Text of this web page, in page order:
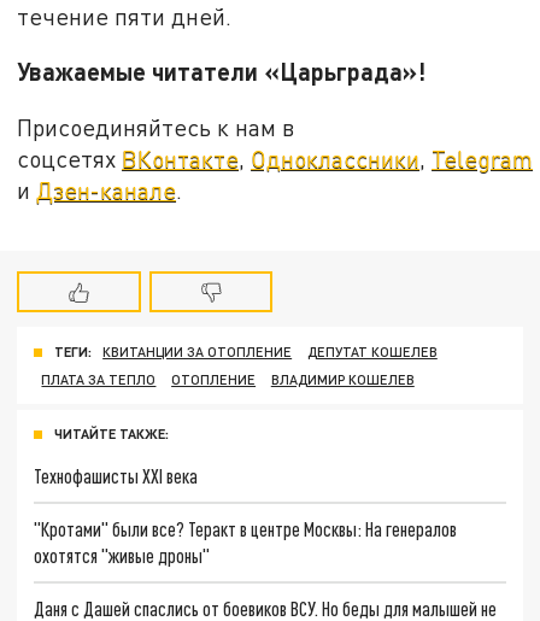
течение пяти дней.
Уважаемые читатели «Царьграда»!
Присоединяйтесь к нам в
соцсетях ВКонтакте, Одноклассники, Telegram
и Дзен-канале.
ТЕГИ: КВИТАНЦИИ ЗА ОТОПЛЕНИЕ
ДЕПУТАТ КОШЕЛЕВ
ПЛАТА ЗА ТЕПЛО
ОТОПЛЕНИЕ ВЛАДИМИР КОШЕЛЕВ
ЧИТАЙТЕ ТАКЖЕ:
Технофашисты XXI века
"Кротами" были все? Теракт в центре Москвы: На генералов
охотятся "живые дроны"
Даня с Дашей спаслись от боевиков ВСУ. Но беды для малышей не